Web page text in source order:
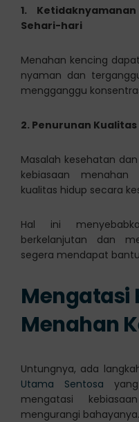
1.
Sehari-hari
Menahan kencing
nyaman dan
mengganggu
2. Penurunan Kualitas
Masalah kesehatan
kebiasaan
kualitas hidup secara
Hal ini
berkelanjutan dan
segera mendapat
Mengatasi
Menahan
Untungnya, ada
Utama Sentosa
mengatasi
mengurangi bahayanya.